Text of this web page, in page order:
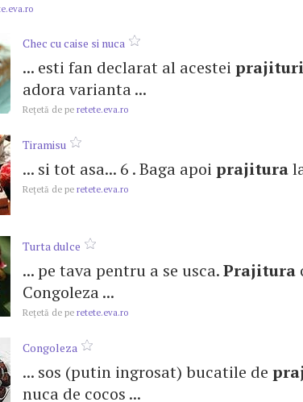
Chec cu caise si nuca
... esti fan declarat al acestei prajituri
adora varianta ...
Reţetă de pe retete.eva.ro
Tiramisu
... si tot asa... 6 . Baga apoi prajitura
Reţetă de pe retete.eva.ro
Turta dulce
... pe tava pentru a se usca.Prajitura
Congoleza ...
Reţetă de pe retete.eva.ro
Congoleza
... sos (putin ingrosat) bucatile de
nuca de cocos ...